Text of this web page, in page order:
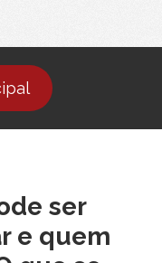
ser
e quem